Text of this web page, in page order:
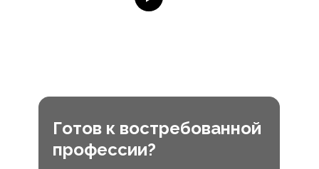
Готов к востребованной
профессии?